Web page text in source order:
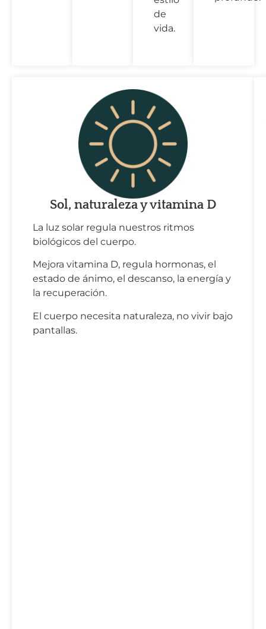
de
vida.
Sol, naturaleza y vitamina D
La luz solar regula nuestros ritmos
biológicos del cuerpo.
Mejora vitamina D, regula hormonas, el
estado de ánimo, el descanso, la energía y
la recuperación.
El cuerpo necesita naturaleza, no vivir bajo
pantallas.